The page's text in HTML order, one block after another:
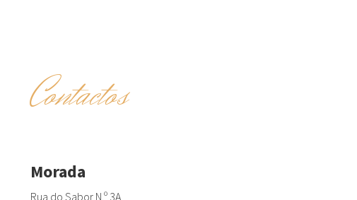
Contactos
Morada
Rua do Sabor N.º 3A